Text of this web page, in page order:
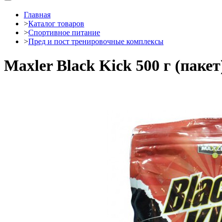
Главная
>Каталог товаров
>Спортивное питание
>Пред и пост тренировочные комплексы
Maxler Black Kick 500 г